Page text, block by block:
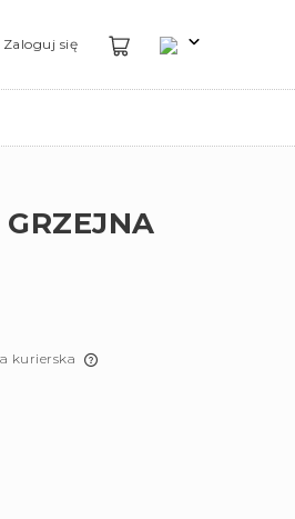
Zaloguj się
kurierska